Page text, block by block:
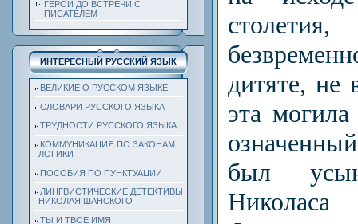
ГЕРОИ ДО ВСТРЕЧИ С
ПИСАТЕЛЕМ
ИНТЕРЕСНЫЙ РУССКИЙ ЯЗЫК
ВЕЛИКИЕ О РУССКОМ ЯЗЫКЕ
СЛОВАРИ РУССКОГО ЯЗЫКА
ТРУДНОСТИ РУССКОГО ЯЗЫКА
КОММУНИКАЦИЯ ПО ЗАКОНАМ
ЛОГИКИ
ПОСОБИЯ ПО ПУНКТУАЦИИ
ЛИНГВИСТИЧЕСКИЕ ДЕТЕКТИВЫ
НИКОЛАЯ ШАНСКОГО
ТЫ И ТВОЕ ИМЯ
дитяте, не
эта
был